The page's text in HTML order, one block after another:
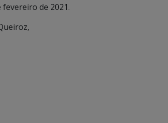
fevereiro de 2021.